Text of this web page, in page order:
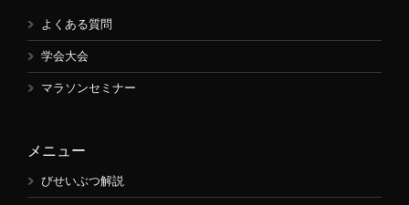
よくある質問
学会大会
マラソンセミナー
メニュー
びせいぶつ解説